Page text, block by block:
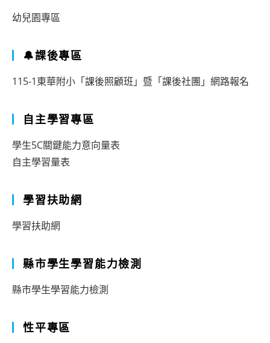
幼兒園專區
🔔課後專區
115-1東華附小「課後照顧班」暨「課後社團」網路報名
自主學習專區
學生5C關鍵能力意向量表
自主學習量表
學習扶助網
學習扶助網
縣市學生學習能力檢測
縣市學生學習能力檢測
性平專區